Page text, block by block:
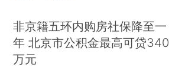
非京籍五环内购房社保降至一
年 北京市公积金最高可贷340
万元